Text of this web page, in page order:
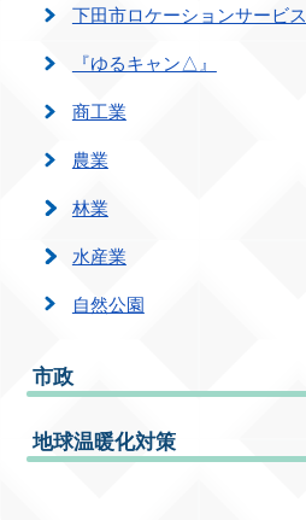
下田市ロケーションサービス
『ゆるキャン△』
商工業
農業
林業
水産業
自然公園
市政
地球温暖化対策